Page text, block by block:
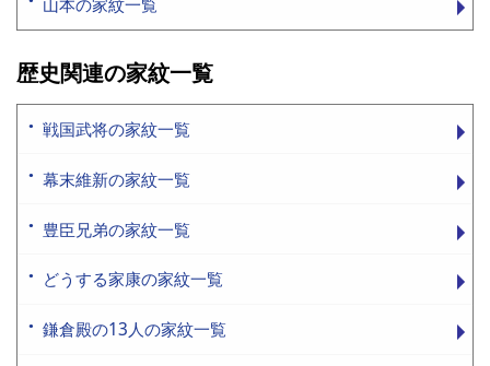
歴史関連の家紋一覧
戦国武将の家紋一覧
幕末維新の家紋一覧
豊臣兄弟の家紋一覧
どうする家康の家紋一覧
鎌倉殿の13人の家紋一覧